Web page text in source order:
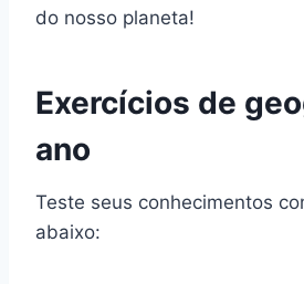
do nosso planeta!
Exercícios de
ano
Teste seus conhecimentos
abaixo: